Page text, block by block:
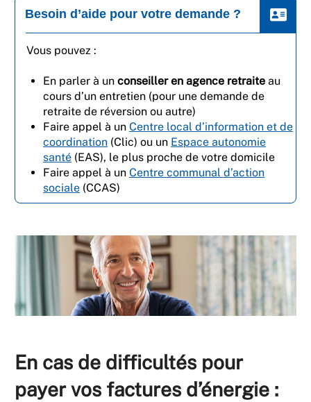
Besoin d’aide pour votre demande ?
Vous pouvez :
En parler à un conseiller en agence retraite au
cours d’un entretien (pour une demande de
retraite de réversion ou autre)
Faire appel à un Centre local d’information et de
coordination (Clic) ou un Espace autonomie
santé (EAS), le plus proche de votre domicile
Faire appel à un Centre communal d’action
sociale (CCAS)
En cas de difficultés pour
payer vos factures d’énergie :